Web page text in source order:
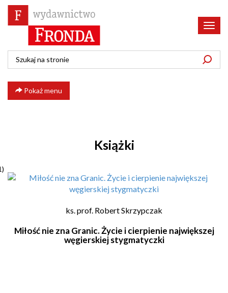
Pokaż menu
Książki
ks. prof. Robert Skrzypczak
Miłość nie zna Granic. Życie i cierpienie największej
węgierskiej stygmatyczki